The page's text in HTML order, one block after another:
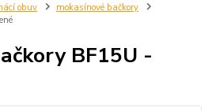
obuv
mokasínové bačkory
BF15U -